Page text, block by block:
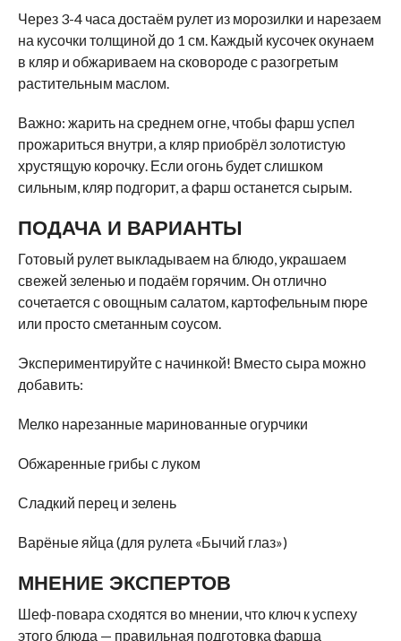
Через 3-4 часа достаём рулет из морозилки и нарезаем
на кусочки толщиной до 1 см. Каждый кусочек окунаем
в кляр и обжариваем на сковороде с разогретым
растительным маслом.
Важно: жарить на среднем огне, чтобы фарш успел
прожариться внутри, а кляр приобрёл золотистую
хрустящую корочку. Если огонь будет слишком
сильным, кляр подгорит, а фарш останется сырым.
ПОДАЧА И ВАРИАНТЫ
Готовый рулет выкладываем на блюдо, украшаем
свежей зеленью и подаём горячим. Он отлично
сочетается с овощным салатом, картофельным пюре
или просто сметанным соусом.
Экспериментируйте с начинкой! Вместо сыра можно
добавить:
Мелко нарезанные маринованные огурчики
Обжаренные грибы с луком
Сладкий перец и зелень
Варёные яйца (для рулета «Бычий глаз»)
МНЕНИЕ ЭКСПЕРТОВ
Шеф-повара сходятся во мнении, что ключ к успеху
этого блюда — правильная подготовка фарша